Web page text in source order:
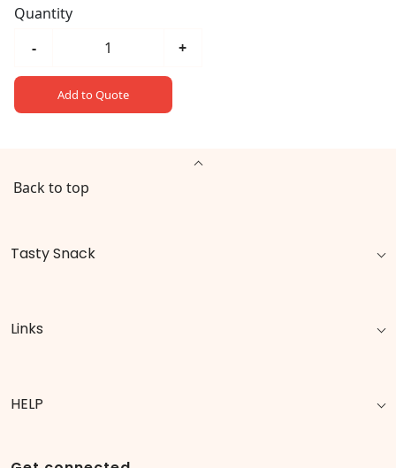
Quantity
-
+
Add to Quote
Back to top
Tasty Snack
Links
HELP